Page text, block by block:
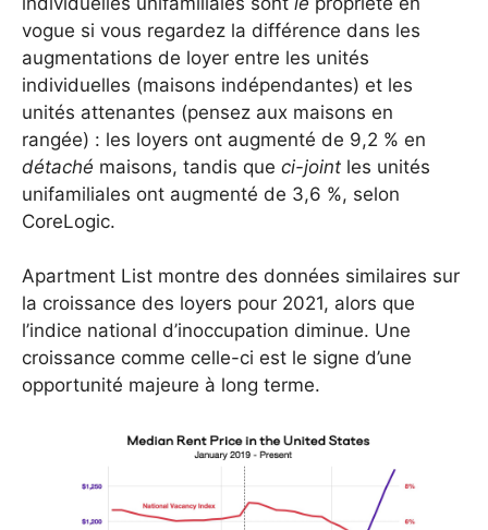
vogue si vous regardez la différence dans les
augmentations de loyer entre les unités
individuelles (maisons indépendantes) et les
unités attenantes (pensez aux maisons en
rangée) : les loyers ont augmenté de 9,2 % en
détaché maisons, tandis que ci-joint les unités
unifamiliales ont augmenté de 3,6 %, selon
CoreLogic.
Apartment List montre des données similaires sur
la croissance des loyers pour 2021, alors que
l’indice national d’inoccupation diminue. Une
croissance comme celle-ci est le signe d’une
opportunité majeure à long terme.